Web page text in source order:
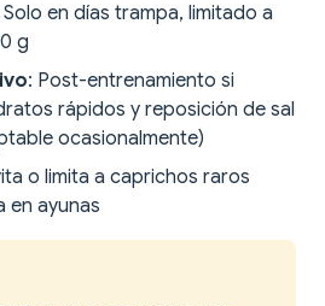
Solo en días trampa, limitado a
g
: Post-entrenamiento si
rápidos y reposición de sal
ocasionalmente)
o limita a caprichos raros
en ayunas